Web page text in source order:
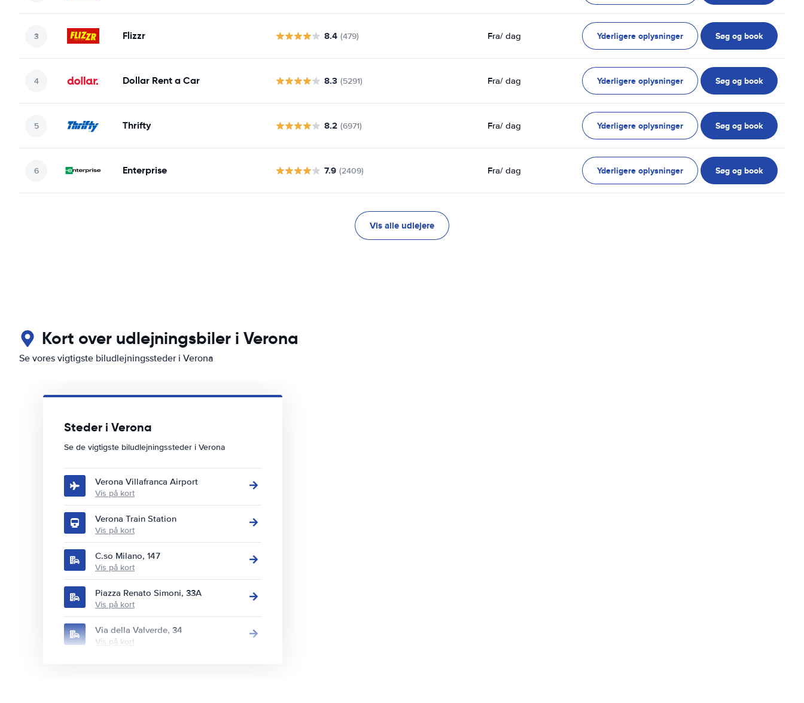
Flizzr 8.4 (479) Fra/ dag Yderligere oplysninger Søg og book
Dollar Rent a Car 8.3 (5291) Fra/ dag Yderligere oplysninger Søg og book
Thrifty 8.2 (6971) Fra/ dag Yderligere oplysninger Søg og book
Enterprise 7.9 (2409) Fra/ dag Yderligere oplysninger Søg og book
Vis alle udlejere
Kort over udlejningsbiler i Verona
Se vores vigtigste biludlejningssteder i Verona
Steder i Verona
Se de vigtigste biludlejningssteder i Verona
Verona Villafranca Airport
Vis på kort
Verona Train Station
Vis på kort
C.so Milano, 147
Vis på kort
Piazza Renato Simoni, 33A
Vis på kort
Via della Valverde, 34
Vis på kort